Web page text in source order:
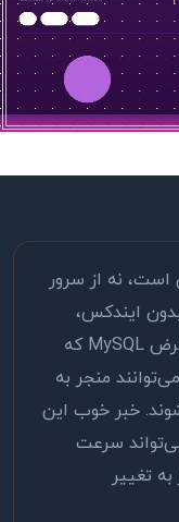
نه از سرور
ایندکس،
دیتای انباشته‌شده و تنظیمات پیش‌فرض MySQL که
منجر به
خبر خوب این
سرعت
تغییر